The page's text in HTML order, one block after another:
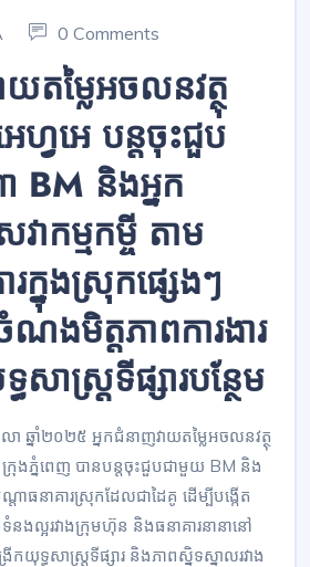
0 Comments
យតម្លៃអចលនវត្ថុ
ហ្វអេ បន្តចុះជួប
BM និងអ្នក
ាកម្មកម្ចី តាម
ក្នុងស្រុកផ្សេងៗ
ណងមិត្តភាពការងារ
ាស្រ្តទីផ្សារបន្ថែម
ឆ្នាំ២០២៥ អ្នកជំនាញវាយតម្លៃអចលនវត្ថុ
រុងភ្នំពេញ បានបន្តចុះជួបជាមួយ BM និង
តាធនាគារស្រុកដែលជាដៃគូ ដើម្បីបង្កើត
នងល្អរវាងក្រុមហ៊ុន និងធនាគារនានានៅ
យុទ្ធសាស្រ្តទីផ្សារ និងភាពស្និទស្នាលរវាង